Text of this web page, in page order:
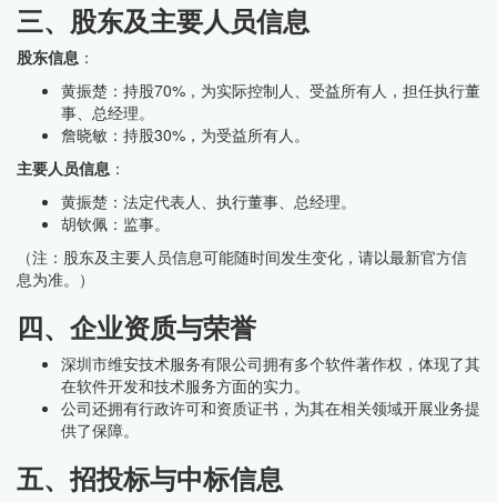
三、股东及主要人员信息
股东信息 ：
黄振楚：持股70%，为实际控制人、受益所有人，担任执行董
事、总经理。
詹晓敏：持股30%，为受益所有人。
主要人员信息 ：
黄振楚：法定代表人、执行董事、总经理。
胡钦佩：监事。
（注：股东及主要人员信息可能随时间发生变化，请以最新官方信
息为准。）
四、企业资质与荣誉
深圳市维安技术服务有限公司拥有多个软件著作权，体现了其
在软件开发和技术服务方面的实力。
公司还拥有行政许可和资质证书，为其在相关领域开展业务提
供了保障。
五、招投标与中标信息